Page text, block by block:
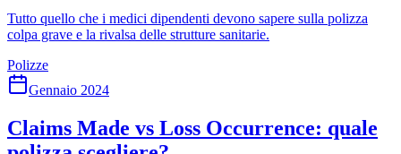
Tutto quello che i medici dipendenti devono sapere sulla polizza
colpa grave e la rivalsa delle strutture sanitarie.
Polizze
Gennaio 2024
Claims Made vs Loss Occurrence: quale